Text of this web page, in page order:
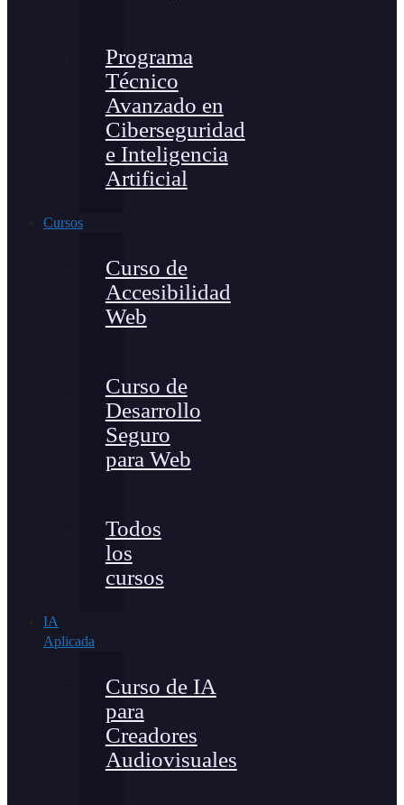
Programa
Técnico
Avanzado en
Ciberseguridad
e Inteligencia
Artificial
Cursos
Curso de
Accesibilidad
Web
Curso de
Desarrollo
Seguro
para Web
Todos
los
cursos
IA
Aplicada
Curso de IA
para
Creadores
Audiovisuales